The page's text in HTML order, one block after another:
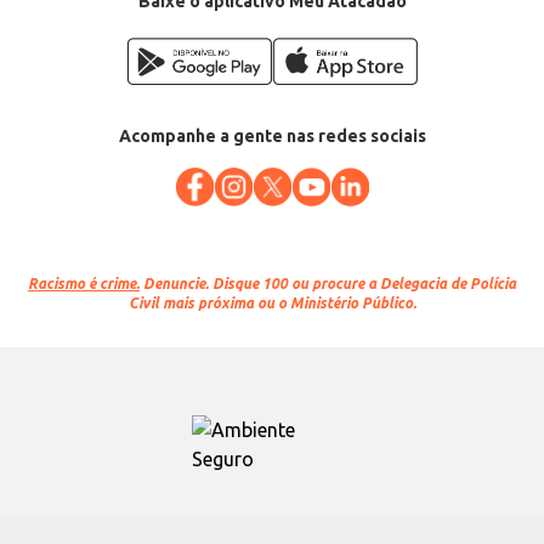
Acompanhe a gente nas redes sociais
Racismo é crime. Denuncie. Disque 100 ou procure a Delegacia de Polícia
Civil mais próxima ou o Ministério Público.